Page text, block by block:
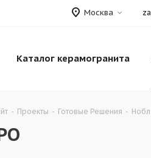
Москва
Каталог керамогранита
- Проекты - Готовые Решения -